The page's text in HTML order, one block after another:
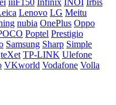
iiiF150 Infinix INOI Irbis
Lenovo LG Meitu
nubia OnePlus Oppo
Poptel Prestigio
Samsung Sharp Simple
teXet TP-LINK Ulefone
VKworld Vodafone Volla